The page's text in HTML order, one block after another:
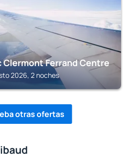
Ferrand Centre
2026, 2 noches
otras ofertas